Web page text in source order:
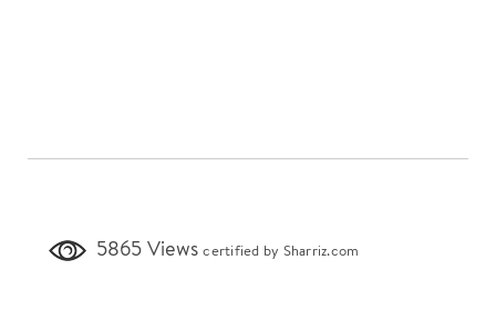
5865 Viewscertified by Sharriz.com